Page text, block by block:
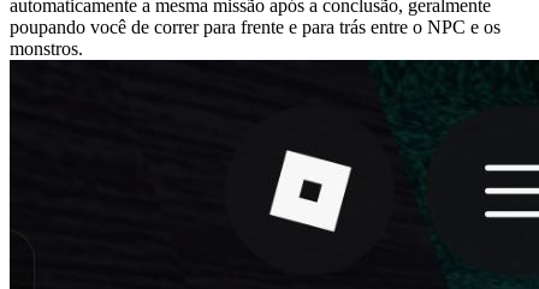
automaticamente a mesma missão após a conclusão, geralmente
poupando você de correr para frente e para trás entre o NPC e os
monstros.